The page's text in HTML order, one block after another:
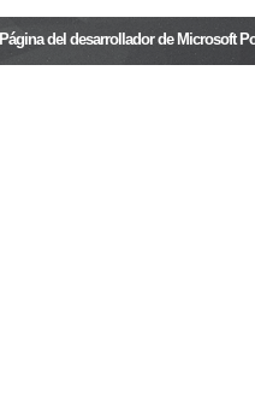
Página del desarrollador de Microsoft